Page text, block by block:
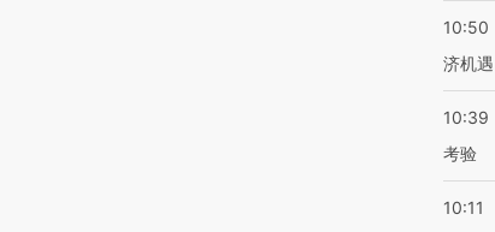
10:50
济机遇
10:39
考验
10:11